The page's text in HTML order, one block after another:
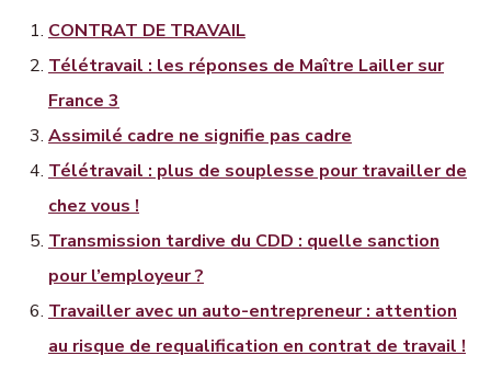
CONTRAT DE TRAVAIL
Télétravail : les réponses de Maître Lailler sur
France 3
Assimilé cadre ne signifie pas cadre
Télétravail : plus de souplesse pour travailler de
chez vous !
Transmission tardive du CDD : quelle sanction
pour l’employeur ?
Travailler avec un auto-entrepreneur : attention
au risque de requalification en contrat de travail !